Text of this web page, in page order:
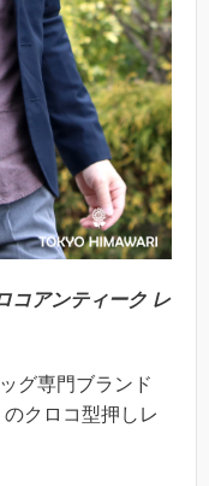
コアンティーク レ
グ専門ブランド
クロコ型押しレ